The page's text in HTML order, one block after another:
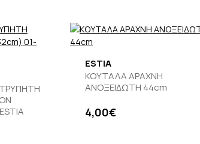
ESTIA
ΚΟΥΤΑΛΑ ΑΡΑΧΝΗ
ΑΝΟΞΕΙΔΩΤΗ 44cm
4,00€